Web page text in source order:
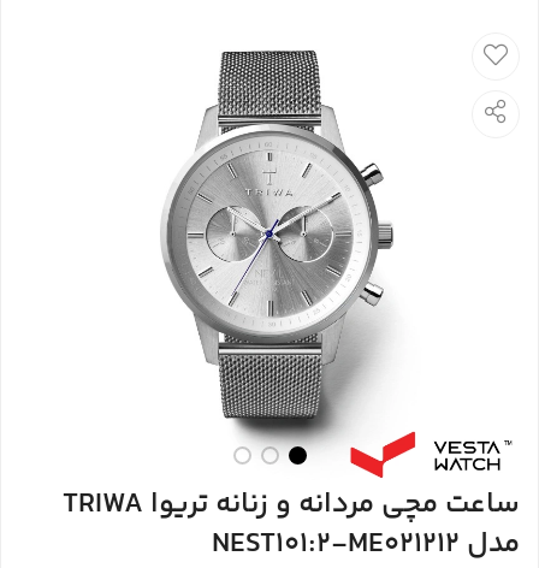
ساعت مچی مردانه و زنانه تریوا TRIWA
مدل NEST101:2-ME021212